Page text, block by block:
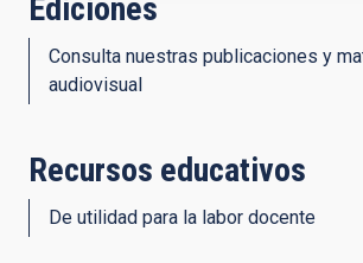
Ediciones
Consulta nuestras publicaciones y
audiovisual
Recursos educativos
De utilidad para la labor docente